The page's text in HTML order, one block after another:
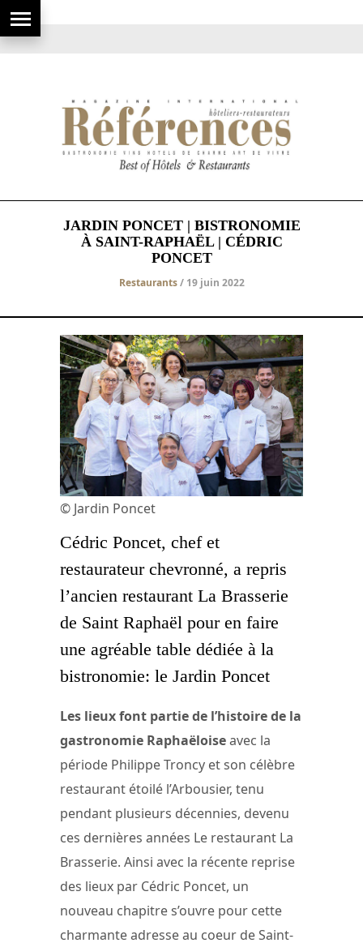
JARDIN PONCET | BISTRONOMIE
À SAINT-RAPHAËL | CÉDRIC
PONCET
Restaurants/ 19 juin 2022
© Jardin Poncet
Cédric Poncet, chef et
restaurateur chevronné, a repris
l’ancien restaurant La Brasserie
de Saint Raphaël pour en faire
une agréable table dédiée à la
bistronomie: le Jardin Poncet
Les lieux font partie de l’histoire de la
gastronomie Raphaëloiseavec la
période Philippe Troncy et son célèbre
restaurant étoilé l’Arbousier, tenu
pendant plusieurs décennies, devenu
ces dernières années Le restaurant La
Brasserie. Ainsi avec la récente reprise
des lieux par Cédric Poncet, un
nouveau chapitre s’ouvre pour cette
charmante adresse au coeur de Saint-